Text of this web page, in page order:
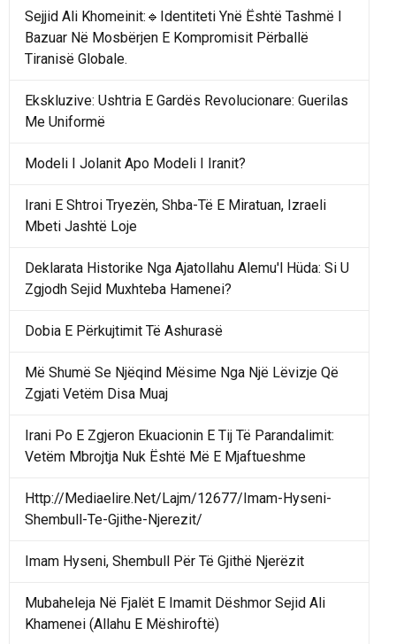
Sejjid Ali Khomeinit:🔹Identiteti Ynë Është Tashmë I
Bazuar Në Mosbërjen E Kompromisit Përballë
Tiranisë Globale.
Ekskluzive: Ushtria E Gardës Revolucionare: Guerilas
Me Uniformë
Modeli I Jolanit Apo Modeli I Iranit?
Irani E Shtroi Tryezën, Shba-Të E Miratuan, Izraeli
Mbeti Jashtë Loje
Deklarata Historike Nga Ajatollahu Alemu'l Hüda: Si U
Zgjodh Sejid Muxhteba Hamenei?
Dobia E Përkujtimit Të Ashurasë
Më Shumë Se Njëqind Mësime Nga Një Lëvizje Që
Zgjati Vetëm Disa Muaj
Irani Po E Zgjeron Ekuacionin E Tij Të Parandalimit:
Vetëm Mbrojtja Nuk Është Më E Mjaftueshme
Http://Mediaelire.Net/Lajm/12677/Imam-Hyseni-
Shembull-Te-Gjithe-Njerezit/
Imam Hyseni, Shembull Për Të Gjithë Njerëzit
Mubaheleja Në Fjalët E Imamit Dëshmor Sejid Ali
Khamenei (Allahu E Mëshiroftë)